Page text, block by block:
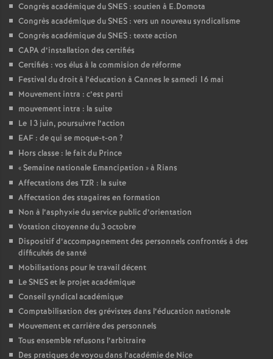
Congrès académique du SNES : soutien à E.Domota
Congrès académique du SNES : vers un nouveau syndicalisme
Congrès académique du SNES : texte action
CAPA d’installation des certifiés
Certifiés : vos élus à la commision de réforme
Festival du droit à l’éducation à Cannes le samedi 16 mai
Mouvement intra : c’est parti
mouvement intra : la suite
Le 13 juin, poursuivre l’action
EAF : de qui se moque-t-on ?
Hors classe : le fait du Prince
«Semaine nationale Emancipation » à Rians
Affectations des TZR : la suite
Affectation des stagaires en formation
Non à l’asphyxie du service public d’orientation
Votation citoyenne du 3 octobre
Dispositif d’accompagnement des personnels confrontés à des
difficultés de santé
Mobilisations pour le travail décent
Le SNES et le projet académique
Conseil syndical académique
Comptabilisation des grévistes dans l’éducation nationale
Mouvement et carrière des personnels
Tous ensemble refusons l’arbitraire
Des pratiques de voyou dans l’académie de Nice